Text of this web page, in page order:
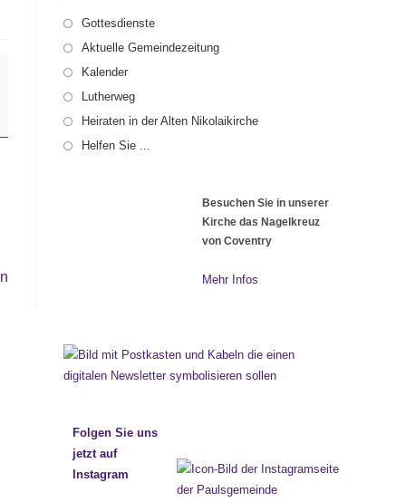
Gottesdienste
Aktuelle Gemeindezeitung
Kalender
Lutherweg
Heiraten in der Alten Nikolaikirche
Helfen Sie ...
Besuchen Sie in unserer
Kirche das Nagelkreuz
von Coventry
Mehr Infos
Folgen Sie uns
jetzt auf
Instagram